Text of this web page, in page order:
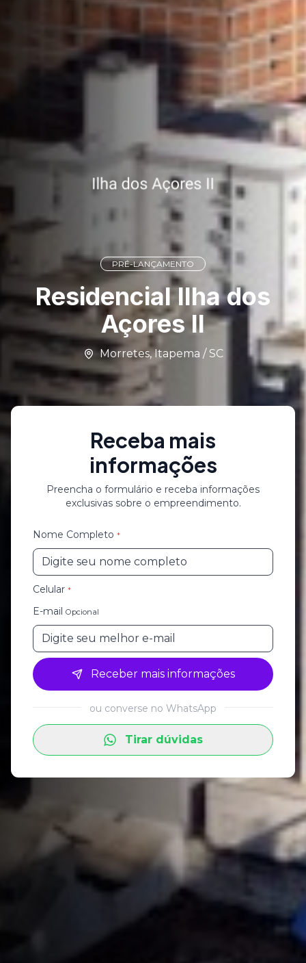
PRÉ-LANÇAMENTO
Residencial Ilha dos
Açores II
Morretes, Itapema / SC
Receba mais
informações
Preencha o formulário e receba informações
exclusivas sobre o empreendimento.
Nome Completo *
Celular *
E-mail Opcional
Receber mais informações
ou converse no WhatsApp
Tirar dúvidas